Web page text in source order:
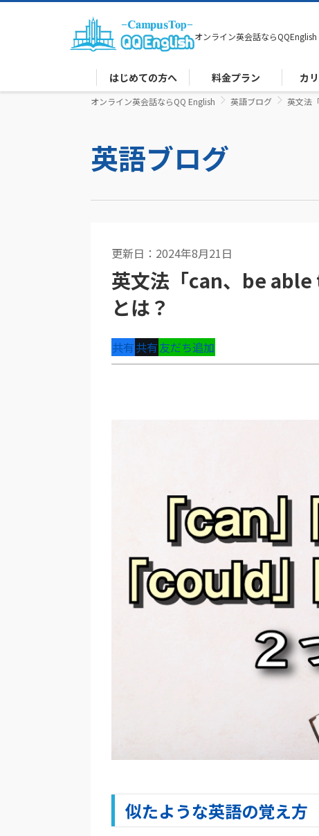
オンライン英会話ならQQEnglish
はじめての方へ 料金プラン カ
オンライン英会話ならQQ English 英語ブログ 英文法
英語ブログ
更新日：2024年8月21日
英文法「can、be
とは？
共有共有友だち追加
似たような英語の覚え方